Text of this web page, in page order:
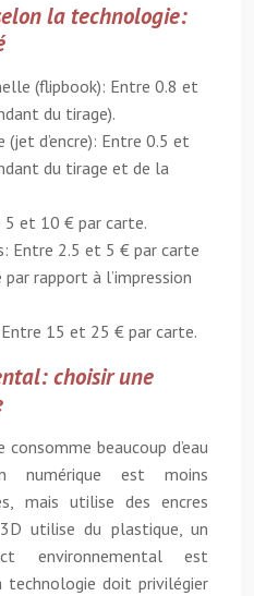
la technologie:
(flipbook): Entre 0.8 et
du tirage).
(jet d’encre): Entre 0.5 et
du tirage et de la
5 et 10 € par carte.
Entre 2.5 et 5 € par carte
rapport à l’impression
15 et 25 € par carte.
choisir une
beaucoup d’eau
numérique est moins
mais utilise des encres
3D utilise du plastique, un
environnemental est
technologie doit privilégier